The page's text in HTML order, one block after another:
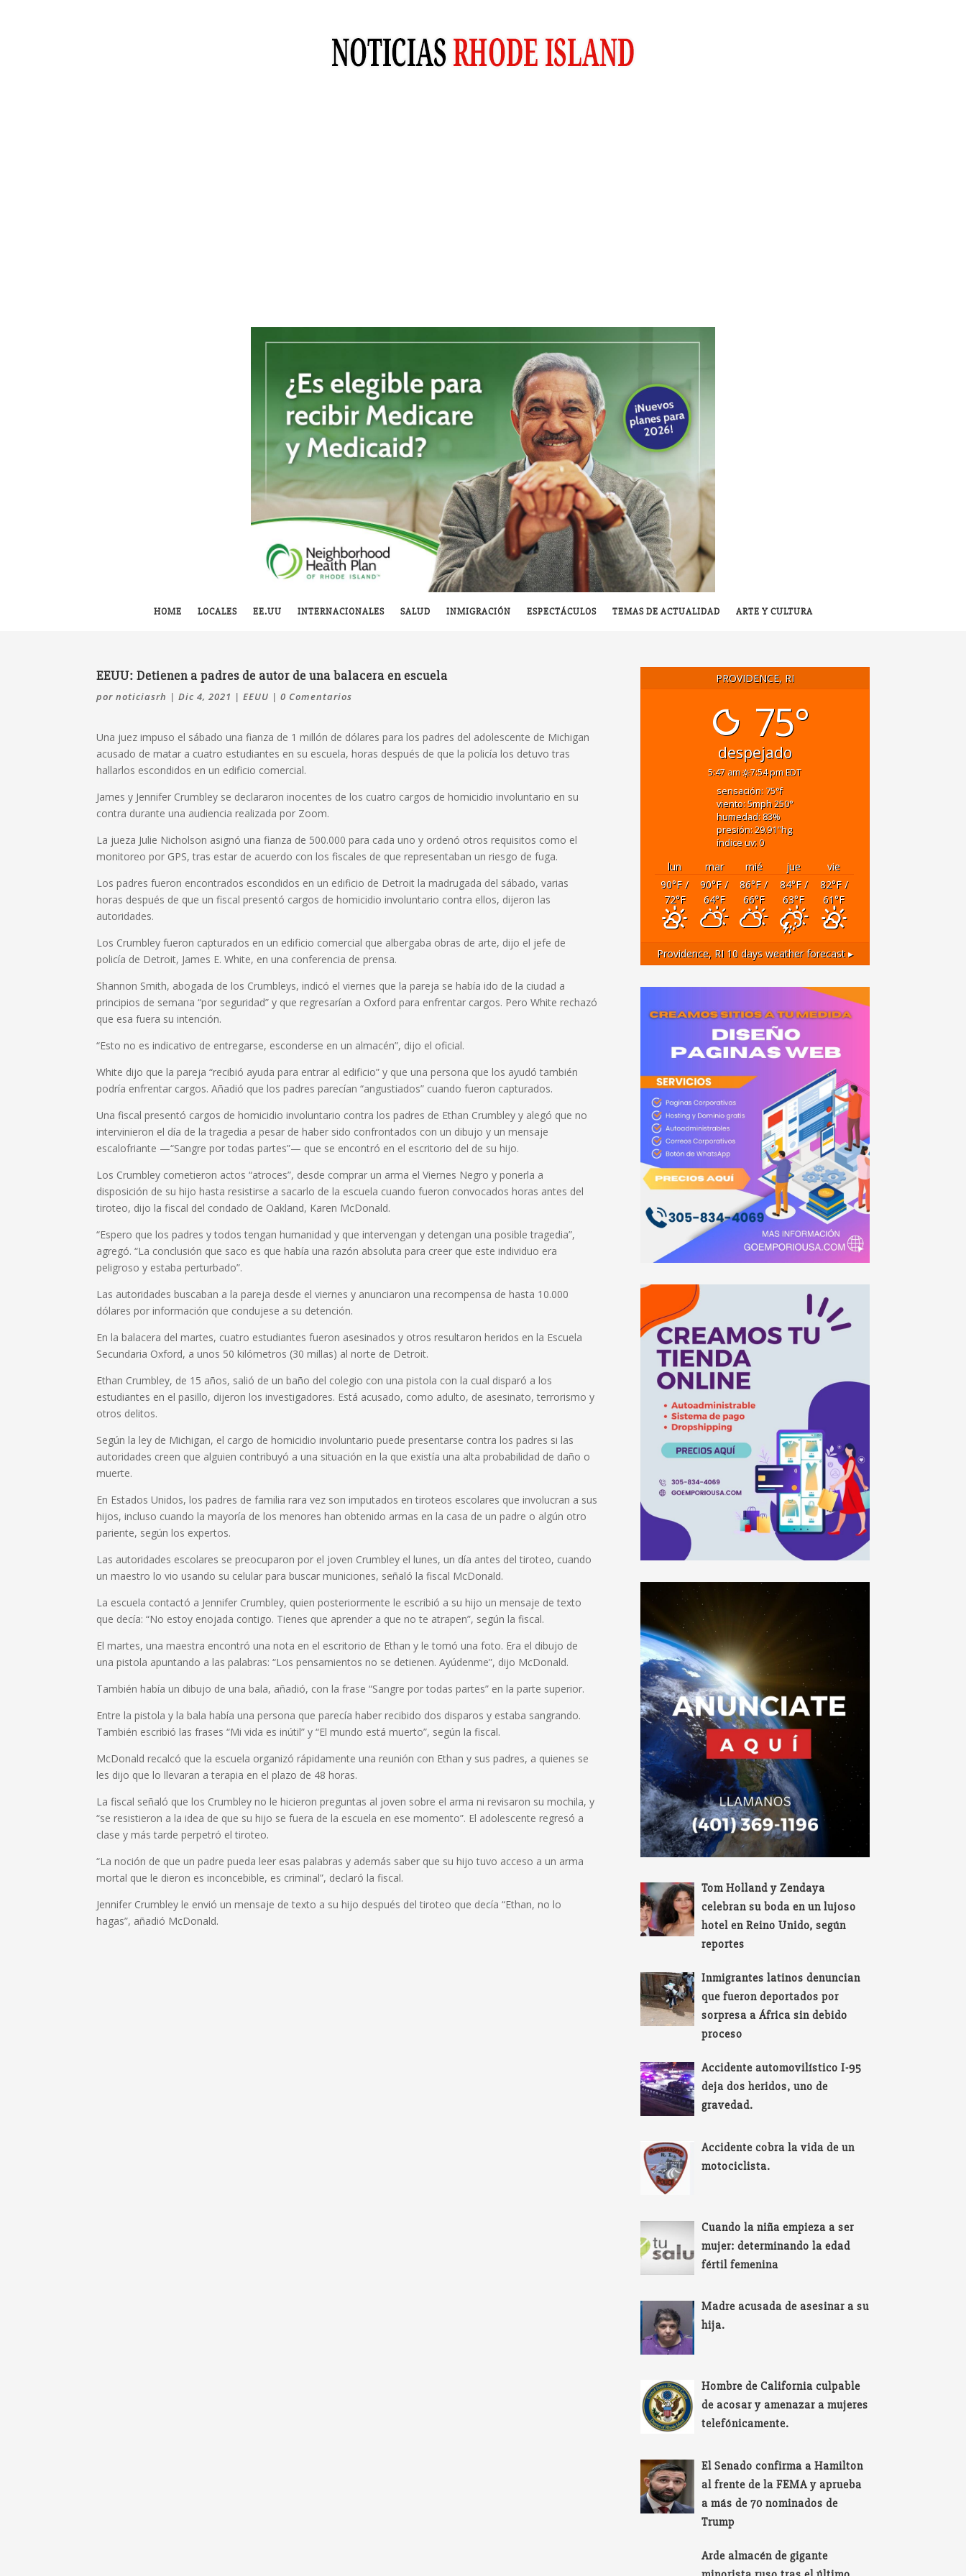
HOME LOCALES EE.UU INTERNACIONALES SALUD INMIGRACIÓN ESPECTÁCULOS TEMAS DE ACTUALIDAD ARTE Y CULTURA
EEUU: Detienen a padres de autor de una balacera en escuela
pornoticiasrh |Dic 4, 2021 |EEUU |0 Comentarios
Una juez impuso el sábado una fianza de 1 millón de dólares para los padres del adolescente de Michigan
acusado de matar a cuatro estudiantes en su escuela, horas después de que la policía los detuvo tras
hallarlos escondidos en un edificio comercial.
James y Jennifer Crumbley se declararon inocentes de los cuatro cargos de homicidio involuntario en su
contra durante una audiencia realizada por Zoom.
La jueza Julie Nicholson asignó una fianza de 500.000 para cada uno y ordenó otros requisitos como el
monitoreo por GPS, tras estar de acuerdo con los fiscales de que representaban un riesgo de fuga.
Los padres fueron encontrados escondidos en un edificio de Detroit la madrugada del sábado, varias
horas después de que un fiscal presentó cargos de homicidio involuntario contra ellos, dijeron las
autoridades.
Los Crumbley fueron capturados en un edificio comercial que albergaba obras de arte, dijo el jefe de
policía de Detroit, James E. White, en una conferencia de prensa.
Shannon Smith, abogada de los Crumbleys, indicó el viernes que la pareja se había ido de la ciudad a
principios de semana “por seguridad” y que regresarían a Oxford para enfrentar cargos. Pero White rechazó
que esa fuera su intención.
“Esto no es indicativo de entregarse, esconderse en un almacén”, dijo el oficial.
White dijo que la pareja “recibió ayuda para entrar al edificio” y que una persona que los ayudó también
podría enfrentar cargos. Añadió que los padres parecían “angustiados” cuando fueron capturados.
Una fiscal presentó cargos de homicidio involuntario contra los padres de Ethan Crumbley y alegó que no
intervinieron el día de la tragedia a pesar de haber sido confrontados con un dibujo y un mensaje
escalofriante —“Sangre por todas partes”— que se encontró en el escritorio del de su hijo.
Los Crumbley cometieron actos “atroces”, desde comprar un arma el Viernes Negro y ponerla a
disposición de su hijo hasta resistirse a sacarlo de la escuela cuando fueron convocados horas antes del
tiroteo, dijo la fiscal del condado de Oakland, Karen McDonald.
“Espero que los padres y todos tengan humanidad y que intervengan y detengan una posible tragedia”,
agregó. “La conclusión que saco es que había una razón absoluta para creer que este individuo era
peligroso y estaba perturbado”.
Las autoridades buscaban a la pareja desde el viernes y anunciaron una recompensa de hasta 10.000
dólares por información que condujese a su detención.
En la balacera del martes, cuatro estudiantes fueron asesinados y otros resultaron heridos en la Escuela
Secundaria Oxford, a unos 50 kilómetros (30 millas) al norte de Detroit.
Ethan Crumbley, de 15 años, salió de un baño del colegio con una pistola con la cual disparó a los
estudiantes en el pasillo, dijeron los investigadores. Está acusado, como adulto, de asesinato, terrorismo y
otros delitos.
Según la ley de Michigan, el cargo de homicidio involuntario puede presentarse contra los padres si las
autoridades creen que alguien contribuyó a una situación en la que existía una alta probabilidad de daño o
muerte.
En Estados Unidos, los padres de familia rara vez son imputados en tiroteos escolares que involucran a sus
hijos, incluso cuando la mayoría de los menores han obtenido armas en la casa de un padre o algún otro
pariente, según los expertos.
Las autoridades escolares se preocuparon por el joven Crumbley el lunes, un día antes del tiroteo, cuando
un maestro lo vio usando su celular para buscar municiones, señaló la fiscal McDonald.
La escuela contactó a Jennifer Crumbley, quien posteriormente le escribió a su hijo un mensaje de texto
que decía: “No estoy enojada contigo. Tienes que aprender a que no te atrapen”, según la fiscal.
El martes, una maestra encontró una nota en el escritorio de Ethan y le tomó una foto. Era el dibujo de
una pistola apuntando a las palabras: “Los pensamientos no se detienen. Ayúdenme”, dijo McDonald.
También había un dibujo de una bala, añadió, con la frase “Sangre por todas partes” en la parte superior.
Entre la pistola y la bala había una persona que parecía haber recibido dos disparos y estaba sangrando.
También escribió las frases “Mi vida es inútil” y “El mundo está muerto”, según la fiscal.
McDonald recalcó que la escuela organizó rápidamente una reunión con Ethan y sus padres, a quienes se
les dijo que lo llevaran a terapia en el plazo de 48 horas.
La fiscal señaló que los Crumbley no le hicieron preguntas al joven sobre el arma ni revisaron su mochila, y
“se resistieron a la idea de que su hijo se fuera de la escuela en ese momento”. El adolescente regresó a
clase y más tarde perpetró el tiroteo.
“La noción de que un padre pueda leer esas palabras y además saber que su hijo tuvo acceso a un arma
mortal que le dieron es inconcebible, es criminal”, declaró la fiscal.
Jennifer Crumbley le envió un mensaje de texto a su hijo después del tiroteo que decía “Ethan, no lo
hagas”, añadió McDonald.
PROVIDENCE, RI
75°
despejado
5:47 am 7:54 pm EDT
sensación: 75°f
viento: 5mph250°
humedad: 83%
presión: 29.91"hg
índice uv: 0
lun mar mié jue
vie
90°F/
72°F
90°F/
64°F
86°F/
66°F
84°F/
63°F
82°F/
61°F
Providence, RI10 days weather forecast ▸
Tom Holland y Zendaya
celebran su boda en un lujoso
hotel en Reino Unido, según
reportes
Inmigrantes latinos denuncian
que fueron deportados por
sorpresa a África sin debido
proceso
Accidente automovilístico I-95
deja dos heridos, uno de
gravedad.
Accidente cobra la vida de un
motociclista.
Cuando la niña empieza a ser
mujer: determinando la edad
fértil femenina
Madre acusada de asesinar a su
hija.
Hombre de California culpable
de acosar y amenazar a mujeres
telefónicamente.
El Senado confirma a Hamilton
al frente de la FEMA y aprueba
a más de 70 nominados de
Trump
Arde almacén de gigante